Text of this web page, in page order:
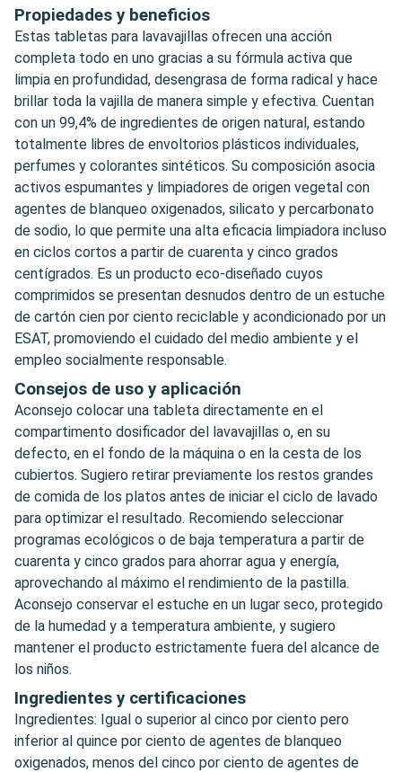
Propiedades y beneficios
Estas tabletas para lavavajillas ofrecen una acción
completa todo en uno gracias a su fórmula activa que
limpia en profundidad, desengrasa de forma radical y hace
brillar toda la vajilla de manera simple y efectiva. Cuentan
con un 99,4% de ingredientes de origen natural, estando
totalmente libres de envoltorios plásticos individuales,
perfumes y colorantes sintéticos. Su composición asocia
activos espumantes y limpiadores de origen vegetal con
agentes de blanqueo oxigenados, silicato y percarbonato
de sodio, lo que permite una alta eficacia limpiadora incluso
en ciclos cortos a partir de cuarenta y cinco grados
centígrados. Es un producto eco-diseñado cuyos
comprimidos se presentan desnudos dentro de un estuche
de cartón cien por ciento reciclable y acondicionado por un
ESAT, promoviendo el cuidado del medio ambiente y el
empleo socialmente responsable.
Consejos de uso y aplicación
Aconsejo colocar una tableta directamente en el
compartimento dosificador del lavavajillas o, en su
defecto, en el fondo de la máquina o en la cesta de los
cubiertos. Sugiero retirar previamente los restos grandes
de comida de los platos antes de iniciar el ciclo de lavado
para optimizar el resultado. Recomiendo seleccionar
programas ecológicos o de baja temperatura a partir de
cuarenta y cinco grados para ahorrar agua y energía,
aprovechando al máximo el rendimiento de la pastilla.
Aconsejo conservar el estuche en un lugar seco, protegido
de la humedad y a temperatura ambiente, y sugiero
mantener el producto estrictamente fuera del alcance de
los niños.
Ingredientes y certificaciones
Ingredientes: Igual o superior al cinco por ciento pero
inferior al quince por ciento de agentes de blanqueo
oxigenados, menos del cinco por ciento de agentes de